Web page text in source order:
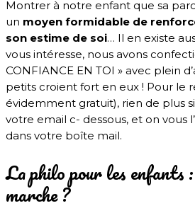
Montrer à notre enfant que sa
un moyen formidable de
son estime de soi… Il en existe
vous intéresse, nous avons
CONFIANCE EN TOI » avec plein
petits croient fort en eux ! Pour le
évidemment gratuit), rien de plus
votre email c- dessous, et on vous
dans votre boîte mail.
La philo pour les enfants
marche ?